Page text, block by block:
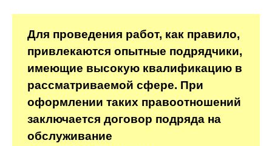
Для проведения работ, как правило,
привлекаются опытные подрядчики,
имеющие высокую квалификацию в
рассматриваемой сфере. При
оформлении таких правоотношений
заключается договор подряда на
обслуживание